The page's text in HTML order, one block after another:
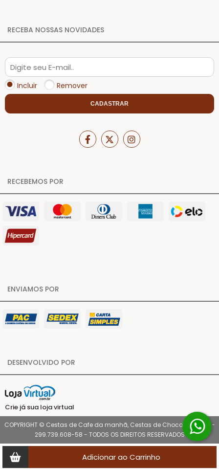
Adicionar ao Carrinho
RECEBA NOSSAS NOVIDADES
Incluir Remover
CADASTRAR
RECEBEMOS POR
ENVIAMOS POR
DESENVOLVIDO POR
Crie já sua loja virtual
COPYRIGHT © Cestas de Cafe da manhã, Cestas de Chocolate 2026 -
299.739.608-58 - TODOS OS DIREITOS RESERVADOS